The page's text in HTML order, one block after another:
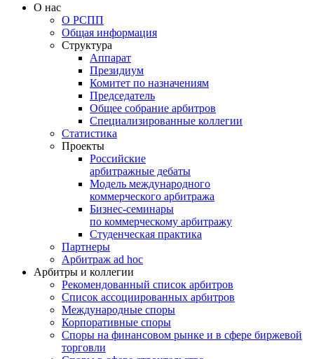
О нас
О РСПП
Общая информация
Структура
Аппарат
Президиум
Комитет по назначениям
Председатель
Общее собрание арбитров
Специализированные коллегии
Статистика
Проекты
Российские
арбитражные дебаты
Модель международного
коммерческого арбитража
Бизнес-семинары
по коммерческому арбитражу
Студенческая практика
Партнеры
Арбитраж ad hoc
Арбитры и коллегии
Рекомендованный список арбитров
Список ассоциированных арбитров
Международные споры
Корпоративные споры
Споры на финансовом рынке и в сфере биржевой
торговли